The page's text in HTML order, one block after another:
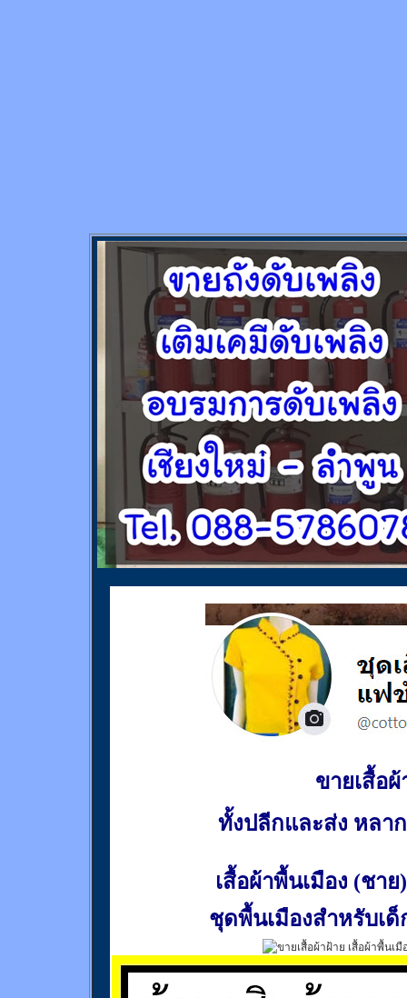
ขายเสื้อผ้
ทั้งปลีกและส่ง หลา
เสื้อผ้าพื้นเมือง (ชาย)
ชุดพื้นเมืองสำหรับเด็